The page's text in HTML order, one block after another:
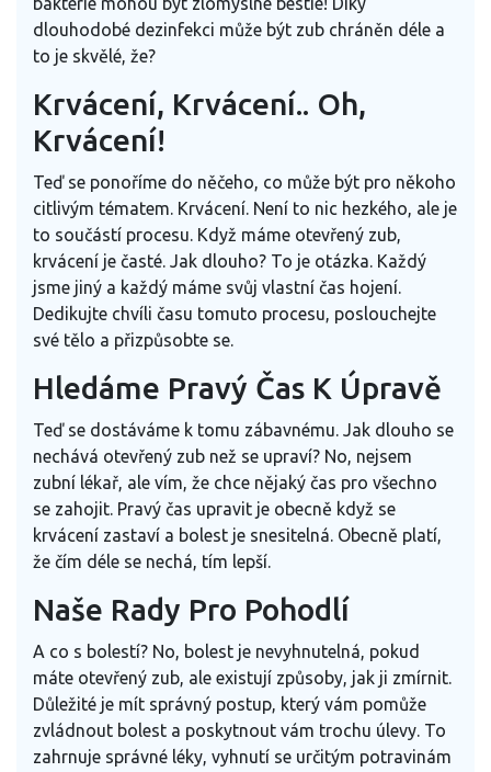
dlouhodobé dezinfekci může být zub chráněn déle a
to je skvělé, že?
Krvácení, Krvácení.. Oh,
Krvácení!
Teď se ponoříme do něčeho, co může být pro někoho
citlivým tématem. Krvácení. Není to nic hezkého, ale je
to součástí procesu. Když máme otevřený zub,
krvácení je časté. Jak dlouho? To je otázka. Každý
jsme jiný a každý máme svůj vlastní čas hojení.
Dedikujte chvíli času tomuto procesu, poslouchejte
své tělo a přizpůsobte se.
Hledáme Pravý Čas K Úpravě
Teď se dostáváme k tomu zábavnému. Jak dlouho se
nechává otevřený zub než se upraví? No, nejsem
zubní lékař, ale vím, že chce nějaký čas pro všechno
se zahojit. Pravý čas upravit je obecně když se
krvácení zastaví a bolest je snesitelná. Obecně platí,
že čím déle se nechá, tím lepší.
Naše Rady Pro Pohodlí
A co s bolestí? No, bolest je nevyhnutelná, pokud
máte otevřený zub, ale existují způsoby, jak ji zmírnit.
Důležité je mít správný postup, který vám pomůže
zvládnout bolest a poskytnout vám trochu úlevy. To
zahrnuje správné léky, vyhnutí se určitým potravinám